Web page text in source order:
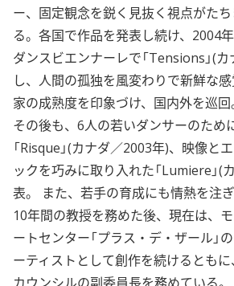
ー、固定観念を鋭く見抜く視点がた
る。各国で作品を発表し続け、2004
ダンスビエンナーレで「Tensions」(
し、人間の孤独を風変わりで新鮮な
家の成熟度を印象づけ、国内外を巡回
その後も、6人の若いダンサーのため
「Risque」(カナダ／2003年)、映像と
ックを巧みに取り入れた「Lumiere」(
表。 また、若手の育成にも情熱を注
10年間の教授を務めた後、現在は、
ートセンター「プラス・デ・ザール」
ーティストとして創作を続けるとも
カウンシルの副委員長を務めている。